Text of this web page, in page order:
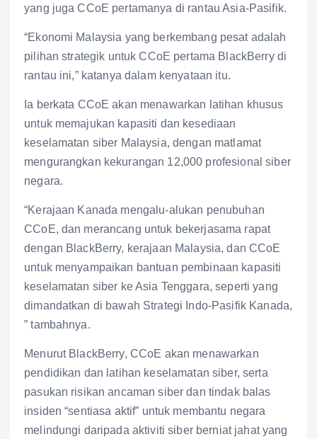
yang juga CCoE pertamanya di rantau Asia-Pasifik.
“Ekonomi Malaysia yang berkembang pesat adalah
pilihan strategik untuk CCoE pertama BlackBerry di
rantau ini,” katanya dalam kenyataan itu.
Ia berkata CCoE akan menawarkan latihan khusus
untuk memajukan kapasiti dan kesediaan
keselamatan siber Malaysia, dengan matlamat
mengurangkan kekurangan 12,000 profesional siber
negara.
“Kerajaan Kanada mengalu-alukan penubuhan
CCoE, dan merancang untuk bekerjasama rapat
dengan BlackBerry, kerajaan Malaysia, dan CCoE
untuk menyampaikan bantuan pembinaan kapasiti
keselamatan siber ke Asia Tenggara, seperti yang
dimandatkan di bawah Strategi Indo-Pasifik Kanada,
” tambahnya.
Menurut BlackBerry, CCoE akan menawarkan
pendidikan dan latihan keselamatan siber, serta
pasukan risikan ancaman siber dan tindak balas
insiden “sentiasa aktif” untuk membantu negara
melindungi daripada aktiviti siber berniat jahat yang